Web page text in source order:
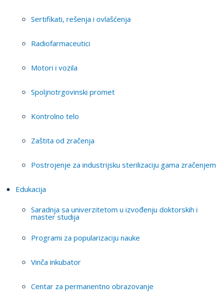
Sertifikati, rešenja i ovlašćenja
Radiofarmaceutici
Motori i vozila
Spoljnotrgovinski promet
Kontrolno telo
Zaštita od zračenja
Postrojenje za industrijsku sterilizaciju gama zračenjem
Edukacija
Saradnja sa univerzitetom u izvođenju doktorskih i
master studija
Programi za popularizaciju nauke
Vinča inkubator
Centar za permanentno obrazovanje